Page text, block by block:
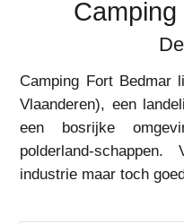
Camping Fort Bedmar
Vlaanderen), een
een bosrijke
polderland-
industrie maar toch